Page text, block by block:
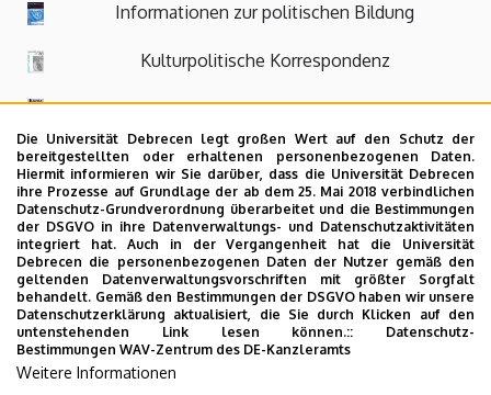
Informationen zur politischen Bildung
Kulturpolitische Korrespondenz
Literatur in Bayern
Sprachtheorie und germanistische Linguistik: Eine
internationale Zeitschrift
Text und Kontext
Werkstatt: Arbeitspapiere zur germanistischen
Sprach- und Literaturwissenschaft
ZAS Papers in Linguistics
Die Universität Debrecen legt großen Wert auf den Schutz der
bereitgestellten oder erhaltenen personenbezogenen Daten.
Hiermit informieren wir Sie darüber, dass die Universität Debrecen
ihre Prozesse auf Grundlage der ab dem 25. Mai 2018 verbindlichen
Datenschutz-Grundverordnung überarbeitet und die Bestimmungen
der DSGVO in ihre Datenverwaltungs- und Datenschutzaktivitäten
integriert hat. Auch in der Vergangenheit hat die Universität
Debrecen die personenbezogenen Daten der Nutzer gemäß den
geltenden Datenverwaltungsvorschriften mit größter Sorgfalt
behandelt. Gemäß den Bestimmungen der DSGVO haben wir unsere
Datenschutzerklärung aktualisiert, die Sie durch Klicken auf den
untenstehenden Link lesen können.:: Datenschutz-
Bestimmungen WAV-Zentrum des DE-Kanzleramts
Weitere Informationen